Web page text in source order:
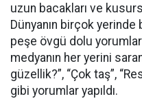
uzun bacakları ve
Dünyanın birçok yerinde
peşe övgü dolu yorumlar
medyanın her yerini
güzellik?”, “Çok taş”,
gibi yorumlar yapıldı.